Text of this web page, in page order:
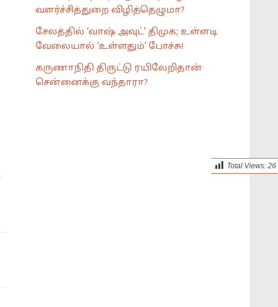
Total Views: 26
வளர்ச்சித்துறை விழித்தெழுமா?
சேலத்தில் ‘வாஷ் அவுட்’ திமுக; உள்ளடி
வேலையால் ‘உள்ளதும்’ போச்சு!
கருணாநிதி திருட்டு ரயிலேறிதான்
சென்னைக்கு வந்தாரா?